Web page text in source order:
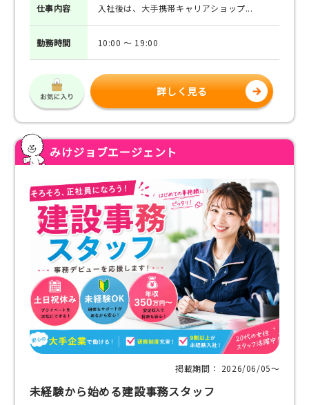
仕事内容 入社後は、大手携帯キャリアショップ...
勤務時間 10:00 ～ 19:00
詳しく見る
みけジョブエージェント
掲載期間： 2026/06/05〜
未経験から始める建設事務スタッフ